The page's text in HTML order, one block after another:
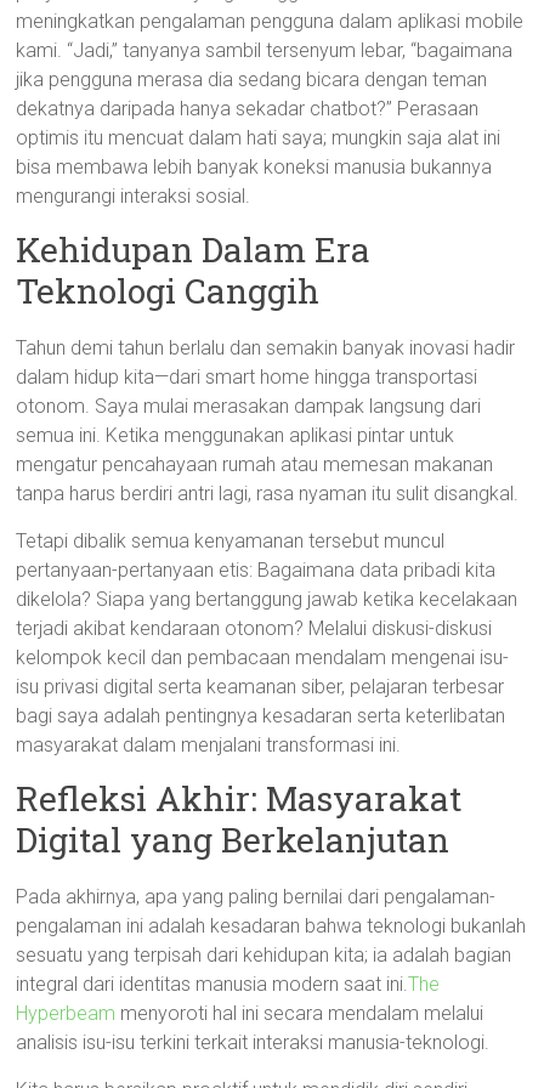
meningkatkan pengalaman pengguna dalam aplikasi mobile
kami. “Jadi,” tanyanya sambil tersenyum lebar, “bagaimana
jika pengguna merasa dia sedang bicara dengan teman
dekatnya daripada hanya sekadar chatbot?” Perasaan
optimis itu mencuat dalam hati saya; mungkin saja alat ini
bisa membawa lebih banyak koneksi manusia bukannya
mengurangi interaksi sosial.
Kehidupan Dalam Era
Teknologi Canggih
Tahun demi tahun berlalu dan semakin banyak inovasi hadir
dalam hidup kita—dari smart home hingga transportasi
otonom. Saya mulai merasakan dampak langsung dari
semua ini. Ketika menggunakan aplikasi pintar untuk
mengatur pencahayaan rumah atau memesan makanan
tanpa harus berdiri antri lagi, rasa nyaman itu sulit disangkal.
Tetapi dibalik semua kenyamanan tersebut muncul
pertanyaan-pertanyaan etis: Bagaimana data pribadi kita
dikelola? Siapa yang bertanggung jawab ketika kecelakaan
terjadi akibat kendaraan otonom? Melalui diskusi-diskusi
kelompok kecil dan pembacaan mendalam mengenai isu-
isu privasi digital serta keamanan siber, pelajaran terbesar
bagi saya adalah pentingnya kesadaran serta keterlibatan
masyarakat dalam menjalani transformasi ini.
Refleksi Akhir: Masyarakat
Digital yang Berkelanjutan
Pada akhirnya, apa yang paling bernilai dari pengalaman-
pengalaman ini adalah kesadaran bahwa teknologi bukanlah
sesuatu yang terpisah dari kehidupan kita; ia adalah bagian
integral dari identitas manusia modern saat ini.The
Hyperbeam menyoroti hal ini secara mendalam melalui
analisis isu-isu terkini terkait interaksi manusia-teknologi.